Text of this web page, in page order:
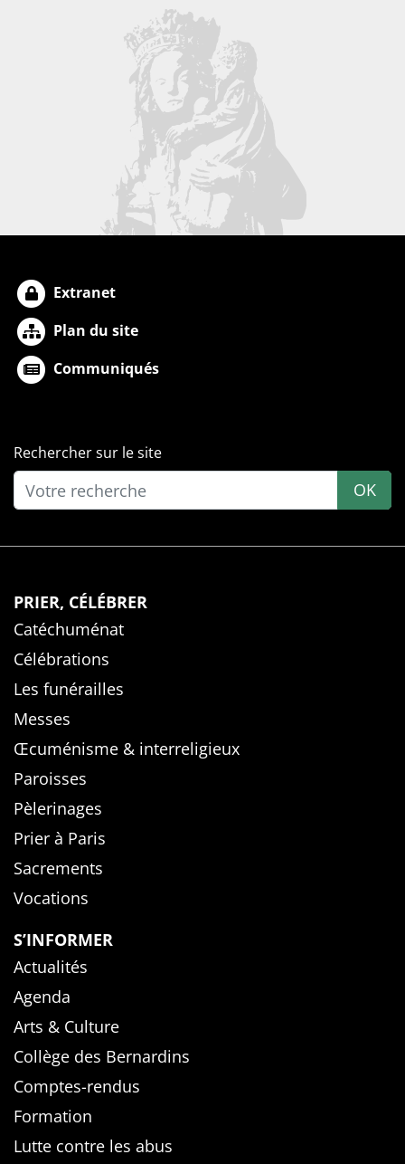
Extranet
Plan du site
Communiqués
Rechercher sur le site
OK
PRIER, CÉLÉBRER
Catéchuménat
Célébrations
Les funérailles
Messes
Œcuménisme & interreligieux
Paroisses
Pèlerinages
Prier à Paris
Sacrements
Vocations
S’INFORMER
Actualités
Agenda
Arts & Culture
Collège des Bernardins
Comptes-rendus
Formation
Lutte contre les abus